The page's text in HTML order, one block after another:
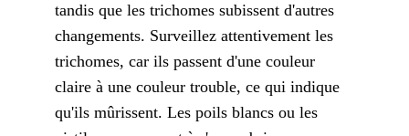
tandis que les trichomes subissent d'autres
changements. Surveillez attentivement les
trichomes, car ils passent d'une couleur
claire à une couleur trouble, ce qui indique
qu'ils mûrissent. Les poils blancs ou les